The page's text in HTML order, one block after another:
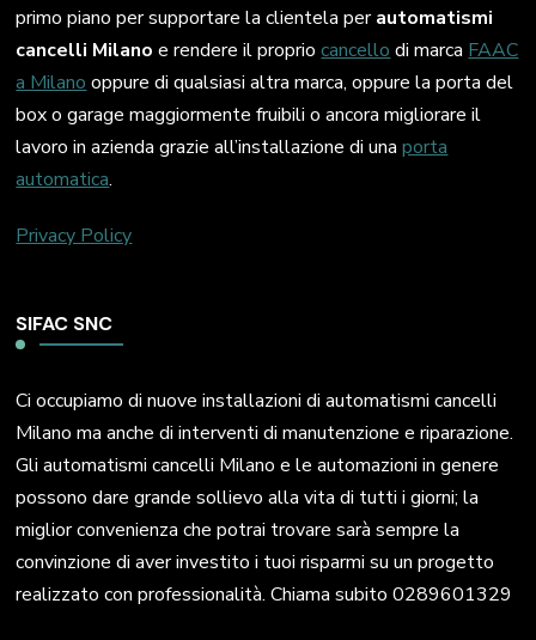
primo piano per supportare la clientela perautomatismi
cancelli Milano e rendere il propriocancello di marca FAAC
a Milano oppure di qualsiasi altra marca, oppure la porta del
box o garage maggiormente fruibili o ancora migliorare il
lavoro in azienda grazie all’installazione di unaporta
automatica.
Privacy Policy
SIFAC SNC
Ci occupiamo di nuove installazioni di automatismi cancelli
Milano ma anche di interventi di manutenzione e riparazione.
Gli automatismi cancelli Milano e le automazioni in genere
possono dare grande sollievo alla vita di tutti i giorni; la
miglior convenienza che potrai trovare sarà sempre la
convinzione di aver investito i tuoi risparmi su un progetto
realizzato con professionalità. Chiama subito 0289601329